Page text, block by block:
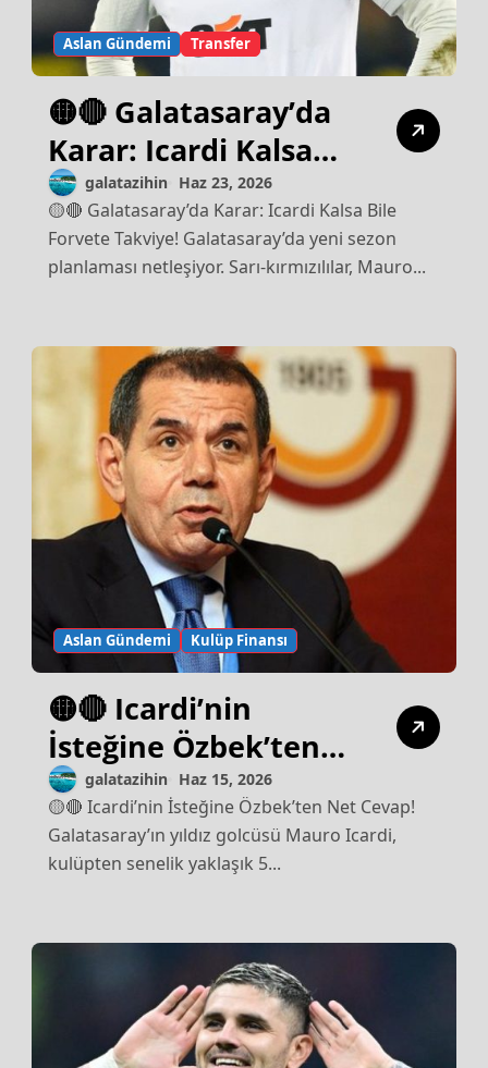
Aslan Gündemi Transfer
🟡🔴 Galatasaray’da
Karar: Icardi Kalsa
Bile Forvete Takviye!
galatazihin Haz 23, 2026
🟡🔴 Galatasaray’da Karar: Icardi Kalsa Bile
Forvete Takviye! Galatasaray’da yeni sezon
planlaması netleşiyor. Sarı-kırmızılılar, Mauro...
Aslan Gündemi Kulüp Finansı
🟡🔴 Icardi’nin
İsteğine Özbek’ten
Net Cevap!
galatazihin Haz 15, 2026
🟡🔴 Icardi’nin İsteğine Özbek’ten Net Cevap!
Galatasaray’ın yıldız golcüsü Mauro Icardi,
kulüpten senelik yaklaşık 5...